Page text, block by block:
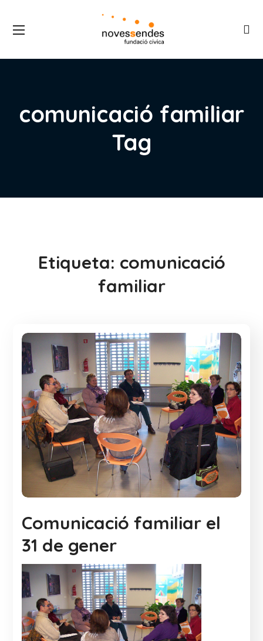
comunicació familiar
Tag
Etiqueta: comunicació
familiar
Comunicació familiar el
31 de gener